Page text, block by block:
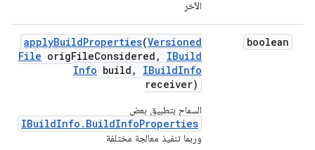
الآخر
boolean
applyBuildProperties(Versioned
File origFileConsidered ,
IBuild
Info build , IBuildInfo
receiver)
السماح بتطبيق بعض
IBuildInfo.BuildInfoProperties
وربما تنفيذ معالجة مختلفة